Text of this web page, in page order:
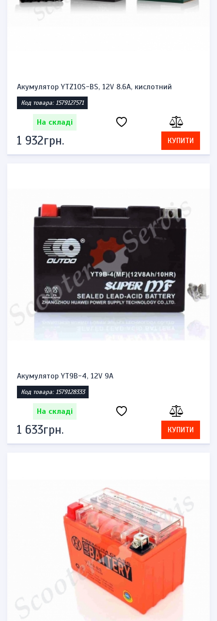
Акумулятор YTZ10S-BS, 12V 8.6A, кислотний
Код товара: 1579127571
На складі
1 932грн. КУПИТИ
Акумулятор YT9B-4, 12V 9A
Код товара: 1579128333
На складі
1 633грн. КУПИТИ